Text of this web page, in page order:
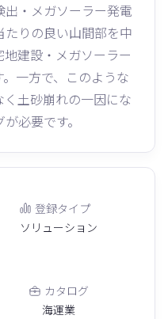
・メガソーラー発電
りの良い山間部を中
建設・メガソーラー
一方で、このような
土砂崩れの一因にな
必要です。
登録タイプ
ソリューション
カタログ
海運業